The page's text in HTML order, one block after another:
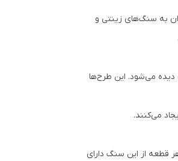
به سنگ‌های زینتی و
دیده می‌شود. این طرح‌ها
می‌کنند.
قطعه از این سنگ دارای